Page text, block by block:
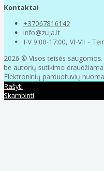
Kontaktai
+37067816142
info@zuja.lt
I-V 9:00-17:00, VI-VII -
2026 © Visos teisės
be autorių sutikimo draudžiama.
Elektroninių parduotuvių nuoma
Rašyti
Skambinti